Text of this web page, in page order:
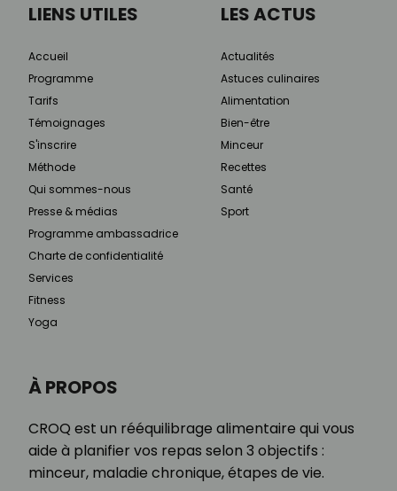
À PROPOS
CROQ est un rééquilibrage alimentaire qui vous
aide à planifier vos repas selon 3 objectifs :
minceur, maladie chronique, étapes de vie.
LIENS UTILES
Accueil
Programme
Tarifs
Témoignages
S'inscrire
Méthode
Qui sommes-nous
Presse & médias
Programme ambassadrice
Charte de confidentialité
Services
Fitness
Yoga
LES ACTUS
Actualités
Astuces culinaires
Alimentation
Bien-être
Minceur
Recettes
Santé
Sport